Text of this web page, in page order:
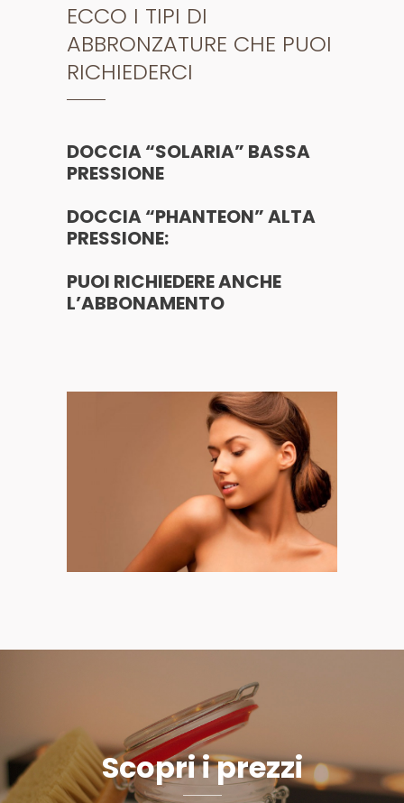
ECCO I TIPI DI
ABBRONZATURE CHE PUOI
RICHIEDERCI
DOCCIA “SOLARIA” BASSA
PRESSIONE
DOCCIA “PHANTEON” ALTA
PRESSIONE:
PUOI RICHIEDERE ANCHE
L’ABBONAMENTO
Scopri i prezzi